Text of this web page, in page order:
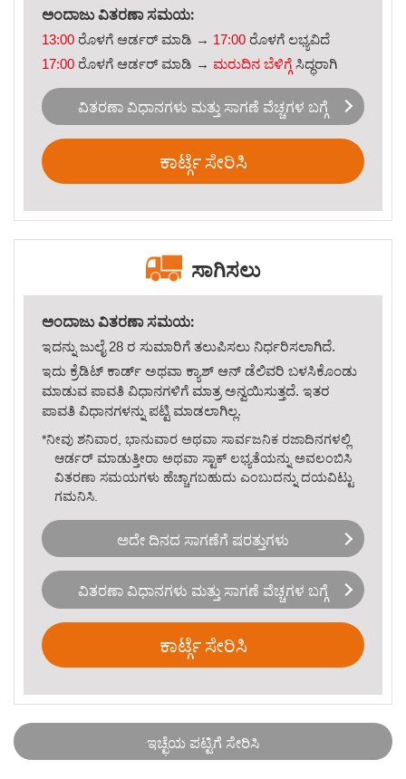
ಅಂದಾಜು ವಿತರಣಾ ಸಮಯ:
13:00 ರೊಳಗೆ ಆರ್ಡರ್ ಮಾಡಿ → 17:00 ರೊಳಗೆ ಲಭ್ಯವಿದೆ
17:00 ರೊಳಗೆ ಆರ್ಡರ್ ಮಾಡಿ → ಮರುದಿನ ಬೆಳಿಗ್ಗೆ ಸಿದ್ಧರಾಗಿ
ವಿತರಣಾ ವಿಧಾನಗಳು ಮತ್ತು ಸಾಗಣೆ ವೆಚ್ಚಗಳ ಬಗ್ಗೆ
ಕಾರ್ಟ್ಗೆ ಸೇರಿಸಿ
ಸಾಗಿಸಲು
ಅಂದಾಜು ವಿತರಣಾ ಸಮಯ:
ಇದನ್ನು ಜುಲೈ 28 ರ ಸುಮಾರಿಗೆ ತಲುಪಿಸಲು ನಿರ್ಧರಿಸಲಾಗಿದೆ.
ಇದು ಕ್ರೆಡಿಟ್ ಕಾರ್ಡ್ ಅಥವಾ ಕ್ಯಾಶ್ ಆನ್ ಡೆಲಿವರಿ ಬಳಸಿಕೊಂಡು
ಮಾಡುವ ಪಾವತಿ ವಿಧಾನಗಳಿಗೆ ಮಾತ್ರ ಅನ್ವಯಿಸುತ್ತದೆ. ಇತರ
ಪಾವತಿ ವಿಧಾನಗಳನ್ನು ಪಟ್ಟಿ ಮಾಡಲಾಗಿಲ್ಲ.
*ನೀವು ಶನಿವಾರ, ಭಾನುವಾರ ಅಥವಾ ಸಾರ್ವಜನಿಕ ರಜಾದಿನಗಳಲ್ಲಿ
ಆರ್ಡರ್ ಮಾಡುತ್ತೀರಾ ಅಥವಾ ಸ್ಟಾಕ್ ಲಭ್ಯತೆಯನ್ನು ಅವಲಂಬಿಸಿ
ವಿತರಣಾ ಸಮಯಗಳು ಹೆಚ್ಚಾಗಬಹುದು ಎಂಬುದನ್ನು ದಯವಿಟ್ಟು
ಗಮನಿಸಿ.
ಅದೇ ದಿನದ ಸಾಗಣೆಗೆ ಷರತ್ತುಗಳು
ವಿತರಣಾ ವಿಧಾನಗಳು ಮತ್ತು ಸಾಗಣೆ ವೆಚ್ಚಗಳ ಬಗ್ಗೆ
ಕಾರ್ಟ್ಗೆ ಸೇರಿಸಿ
ಇಚ್ಛೆಯ ಪಟ್ಟಿಗೆ ಸೇರಿಸಿ